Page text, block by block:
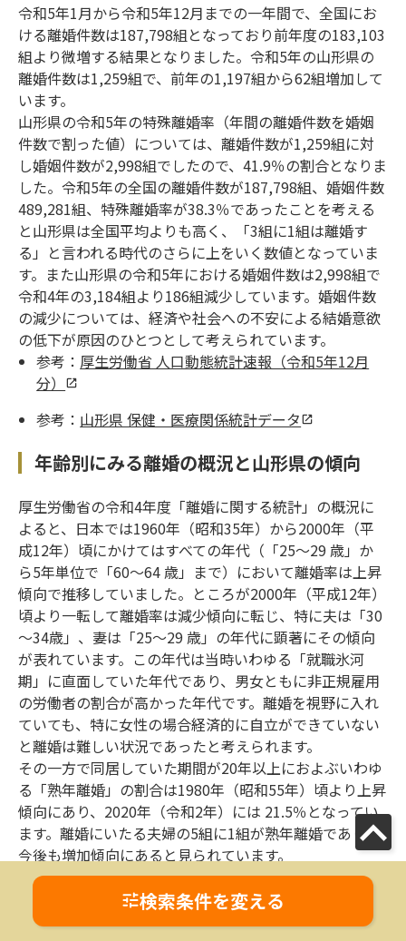
令和5年1月から令和5年12月までの一年間で、全国にお
ける離婚件数は187,798組となっており前年度の183,103
組より微増する結果となりました。令和5年の山形県の
離婚件数は1,259組で、前年の1,197組から62組増加して
います。
山形県の令和5年の特殊離婚率（年間の離婚件数を婚姻
件数で割った値）については、離婚件数が1,259組に対
し婚姻件数が2,998組でしたので、41.9％の割合となりま
した。令和5年の全国の離婚件数が187,798組、婚姻件数
489,281組、特殊離婚率が38.3％であったことを考える
と山形県は全国平均よりも高く、「3組に1組は離婚す
る」と言われる時代のさらに上をいく数値となっていま
す。また山形県の令和5年における婚姻件数は2,998組で
令和4年の3,184組より186組減少しています。婚姻件数
の減少については、経済や社会への不安による結婚意欲
の低下が原因のひとつとして考えられています。
参考： 厚生労働省 人口動態統計速報（令和5年12月
分）
参考： 山形県 保健・医療関係統計データ
年齢別にみる離婚の概況と山形県の傾向
厚生労働省の令和4年度「離婚に関する統計」の概況に
よると、日本では1960年（昭和35年）から2000年（平
成12年）頃にかけてはすべての年代（「25～29 歳」か
ら5年単位で「60～64 歳」まで）において離婚率は上昇
傾向で推移していました。ところが2000年（平成12年）
頃より一転して離婚率は減少傾向に転じ、特に夫は「30
～34歳」、妻は「25～29 歳」の年代に顕著にその傾向
が表れています。この年代は当時いわゆる「就職氷河
期」に直面していた年代であり、男女ともに非正規雇用
の労働者の割合が高かった年代です。離婚を視野に入れ
ていても、特に女性の場合経済的に自立ができていない
と離婚は難しい状況であったと考えられます。
その一方で同居していた期間が20年以上におよぶいわゆ
る「熟年離婚」の割合は1980年（昭和55年）頃より上昇
傾向にあり、2020年（令和2年）には 21.5％となってい
ます。離婚にいたる夫婦の5組に1組が熟年離婚であり、
今後も増加傾向にあると見られています。
中高年の離婚が増加している背景には2008年（平成20
年）4月1日に第3号被保険者期間の厚生年金の分割制度
が施行され、離婚後も夫婦の婚姻期間中の厚生年金を分
検索条件を変える